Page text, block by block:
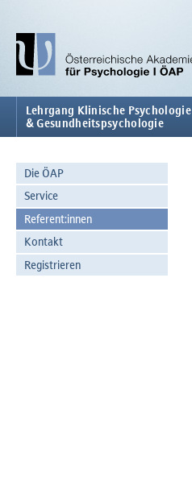
Lehrgang Klinische Psychologie
& Gesundheitspsychologie
Die ÖAP
Service
Referent:innen
Kontakt
Registrieren